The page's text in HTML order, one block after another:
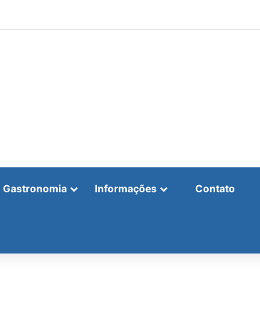
Gastronomia Informações Contato